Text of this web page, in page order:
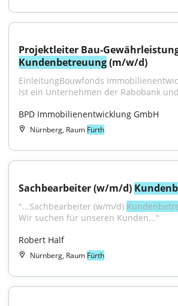
Kundenbetreuung (m/w/d)
EinleitungBouwfonds
ist ein Unternehmen der Rabobank
BPD Immobilienentwicklung GmbH
Nürnberg, Raum Fürth
Sachbearbeiter (w/m/d)
"...Sachbearbeiter (w/m/d)
Wir suchen für unseren Kunden..."
Robert Half
Nürnberg, Raum Fürth